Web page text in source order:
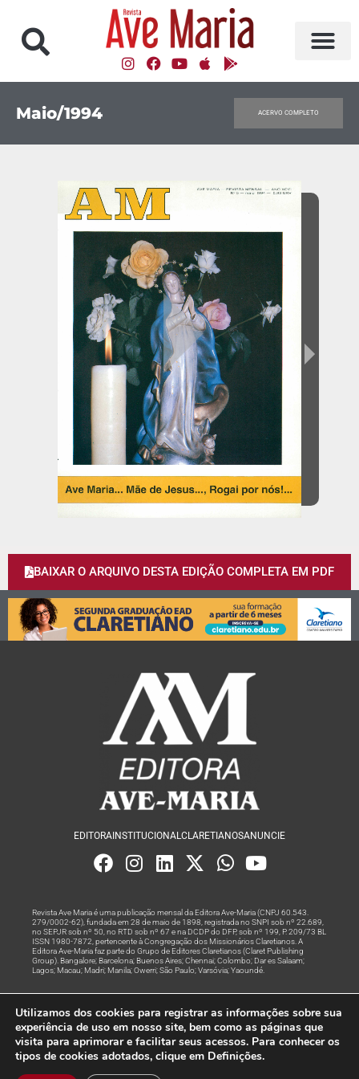
Maio/1994 ACERVO COMPLETO
BAIXAR O ARQUIVO DESTA EDIÇÃO COMPLETA EM PDF
EDITORA INSTITUCIONALCLARETIANOSANUNCIE
Revista Ave Maria é uma publicação mensal da Editora Ave-Maria (CNPJ 60.543.
279/0002-62), fundada em 28 de maio de 1898, registrada no SNPI sob nº 22.689,
no SEPJR sob nº 50, no RTD sob nº 67 e na DCDP do DFP, sob nº 199, P. 209/73 BL
ISSN 1980-7872, pertencente à Congregação dos Missionários Claretianos. A
Editora Ave-Maria faz parte do Grupo de Editores Claretianos (Claret Publishing
Group). Bangalore; Barcelona; Buenos Aires; Chennai; Colombo; Dar es Salaam;
Lagos; Macau; Madri; Manila; Owerri; São Paulo; Varsóvia; Yaoundé.
Rede
© Todos os Direitos Reservados
Utilizamos dos cookies para registrar as informações sobre sua
experiência de uso em nosso site, bem como as páginas que
visita para aprimorar e facilitar seus acessos. Para conhecer os
tipos de cookies adotados, clique em Definições.